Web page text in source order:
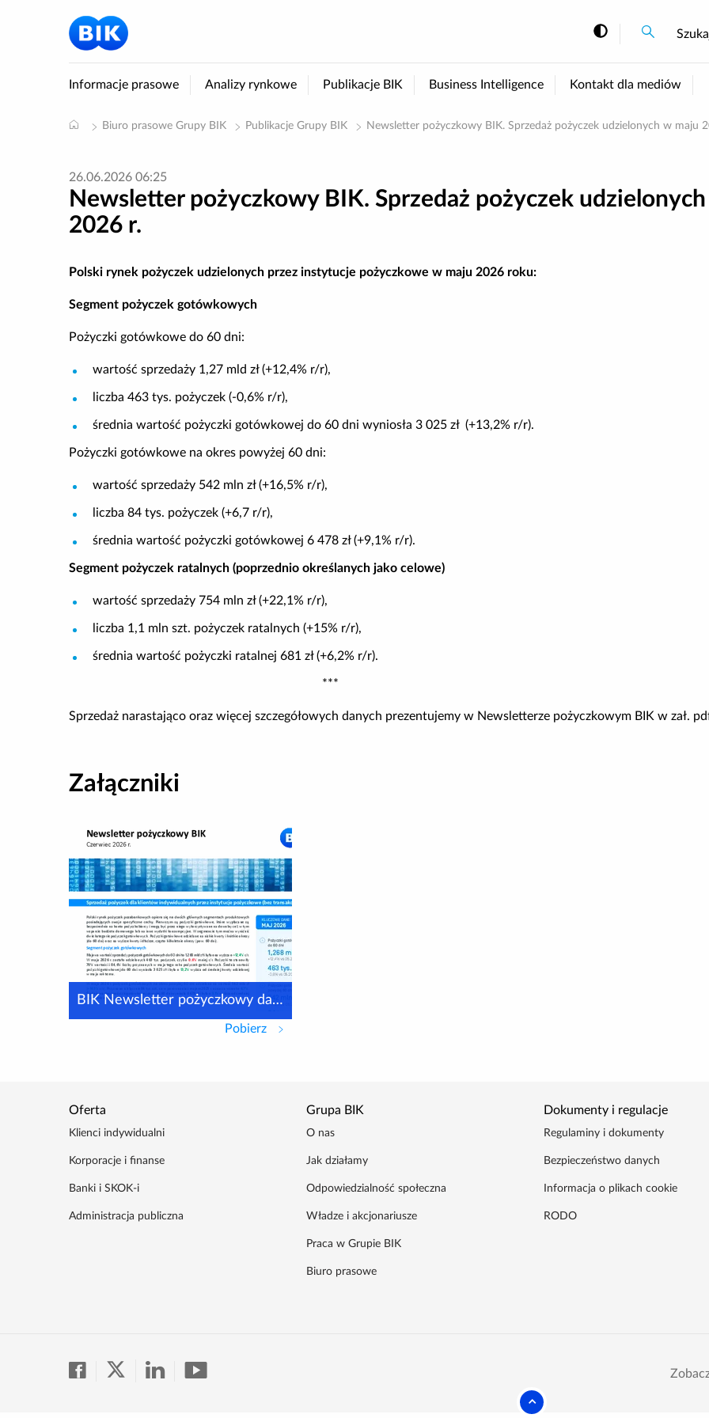
Zmiana
SzukajSzukaj
Informacje prasowe Analizy rynkowe Publikacje BIK Business Intelligence Kontakt dla mediów
Biuro prasowe Grupy BIK Publikacje Grupy BIK Newsletter pożyczkowy BIK. Sprzedaż pożyczek udzielonych w maju
26.06.2026 06:25
Newsletter pożyczkowy BIK. Sprzedaż pożyczek
2026 r.
Polski rynek pożyczek udzielonych przez instytucje pożyczkowe w maju 2026 roku:
Segment pożyczek gotówkowych
Pożyczki gotówkowe do 60 dni:
wartość sprzedaży 1,27 mld zł (+12,4% r/r),
liczba 463 tys. pożyczek (-0,6% r/r),
średnia wartość pożyczki gotówkowej do 60 dni wyniosła 3 025 zł (+13,2% r/r).
Pożyczki gotówkowe na okres powyżej 60 dni:
wartość sprzedaży 542 mln zł (+16,5% r/r),
liczba 84 tys. pożyczek (+6,7 r/r),
średnia wartość pożyczki gotówkowej 6 478 zł (+9,1% r/r).
Segment pożyczek ratalnych (poprzednio określanych jako celowe)
wartość sprzedaży 754 mln zł (+22,1% r/r),
liczba 1,1 mln szt. pożyczek ratalnych (+15% r/r),
średnia wartość pożyczki ratalnej 681 zł (+6,2% r/r).
***
Sprzedaż narastająco oraz więcej szczegółowych danych prezentujemy w Newsletterze pożyczkowym BIK w zał.
Załączniki
BIK Newsletter pożyczkowy dane V 25 06 2026
Pobierz BIK Newsletter pożyczkowy dane V 25 06 2026
Oferta
Klienci indywidualni
Korporacje i finanse
Banki i SKOK-i
Administracja publiczna
Grupa BIK
O nas
Jak działamy
Odpowiedzialność społeczna
Władze i akcjonariusze
Praca w Grupie BIK
Biuro prasowe
Dokumenty i regulacje
Regulaminy i dokumenty
Bezpieczeństwo danych
Informacja o plikach cookie
RODO